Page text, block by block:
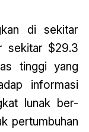
di sekitar
sekitar $29.3
tinggi yang
informasi
lunak ber-
pertumbuhan